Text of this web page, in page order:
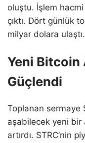
oluştu. İşlem
çıktı. Dört günlük
milyar dolara ulaştı.
Yeni Bitcoin
Güçlendi
Toplanan sermaye
aşabilecek yeni bir
artırdı. STRC’nin